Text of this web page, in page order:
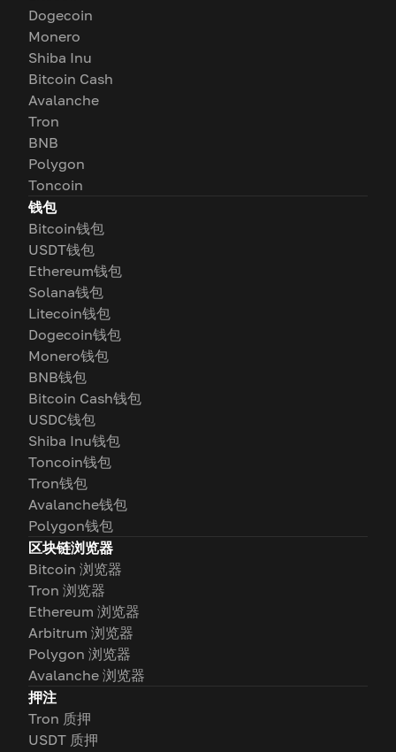
Dogecoin
Monero
Shiba Inu
Bitcoin Cash
Avalanche
Tron
BNB
Polygon
Toncoin
钱包
Bitcoin钱包
USDT钱包
Ethereum钱包
Solana钱包
Litecoin钱包
Dogecoin钱包
Monero钱包
BNB钱包
Bitcoin Cash钱包
USDC钱包
Shiba Inu钱包
Toncoin钱包
Tron钱包
Avalanche钱包
Polygon钱包
区块链浏览器
Bitcoin 浏览器
Tron 浏览器
Ethereum 浏览器
Arbitrum 浏览器
Polygon 浏览器
Avalanche 浏览器
押注
Tron 质押
USDT 质押